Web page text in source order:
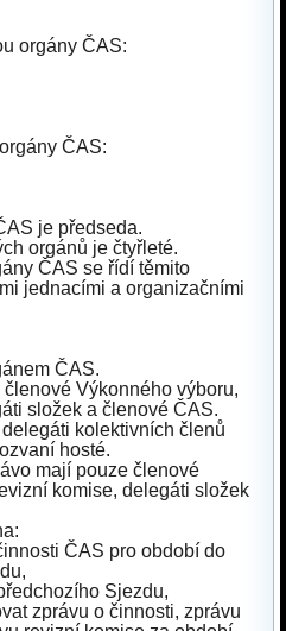
orgány ČAS:
ČAS:
je předseda.
orgánů je čtyřleté.
ČAS se řídí těmito
jednacími a organizačními
ČAS.
Výkonného výboru,
složek a členové ČAS.
kolektivních členů
hosté.
mají pouze členové
komise, delegáti složek
ČAS pro období do
Sjezdu,
zprávu o činnosti, zprávu